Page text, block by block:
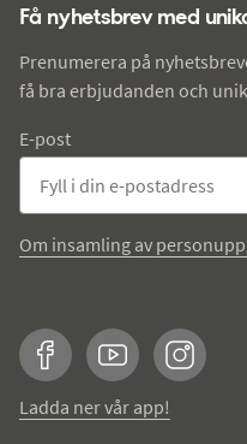
Få nyhetsbrev med
Prenumerera på
få bra erbjudanden och
E-post
Om insamling av
FacebookYouTube
Ladda ner vår app!